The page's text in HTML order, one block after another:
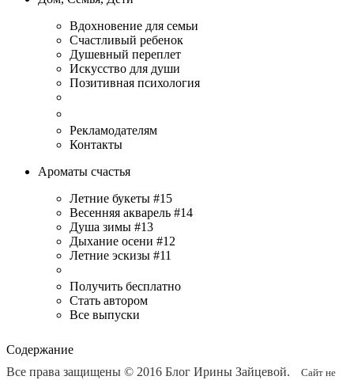
Вдохновение для семьи
Счастливый ребенок
Душевный переплет
Искусство для души
Позитивная психология
Рекламодателям
Контакты
Ароматы счастья
Летние букеты #15
Весенняя акварель #14
Душа зимы #13
Дыхание осени #12
Летние эскизы #11
Получить бесплатно
Стать автором
Все выпуски
Содержание
Все права защищены © 2016 Блог Ирины Зайцевой.
Сайт не